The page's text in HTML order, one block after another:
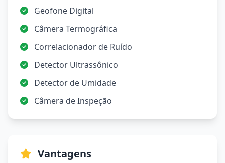
Geofone Digital
Câmera Termográfica
Correlacionador de Ruído
Detector Ultrassônico
Detector de Umidade
Câmera de Inspeção
Vantagens